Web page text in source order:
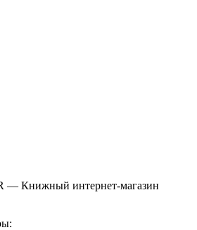
— Книжный интернет-магазин